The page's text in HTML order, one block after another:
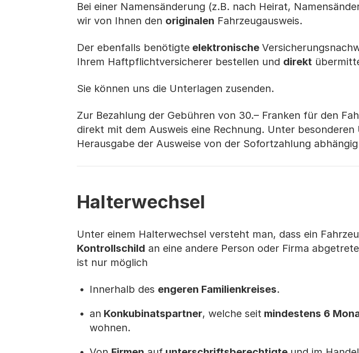
Bei einer Namensänderung (z.B. nach Heirat,
wir von Ihnen den originalen Fahrzeugausweis.
Der ebenfalls benötigte elektronische
Ihrem Haftpflichtversicherer bestellen und direkt
Sie können uns die Unterlagen zusenden.
Zur Bezahlung der Gebühren von 30.– Franken für den
direkt mit dem Ausweis eine Rechnung. Unter
Herausgabe der Ausweise von der Sofortzahlung
Halterwechsel
Unter einem Halterwechsel versteht man, dass ein
Kontrollschild an eine andere Person oder Firma
ist nur möglich
Innerhalb des engeren Familienkreises.
an Konkubinatspartner, welche seit mindestens 6
wohnen.